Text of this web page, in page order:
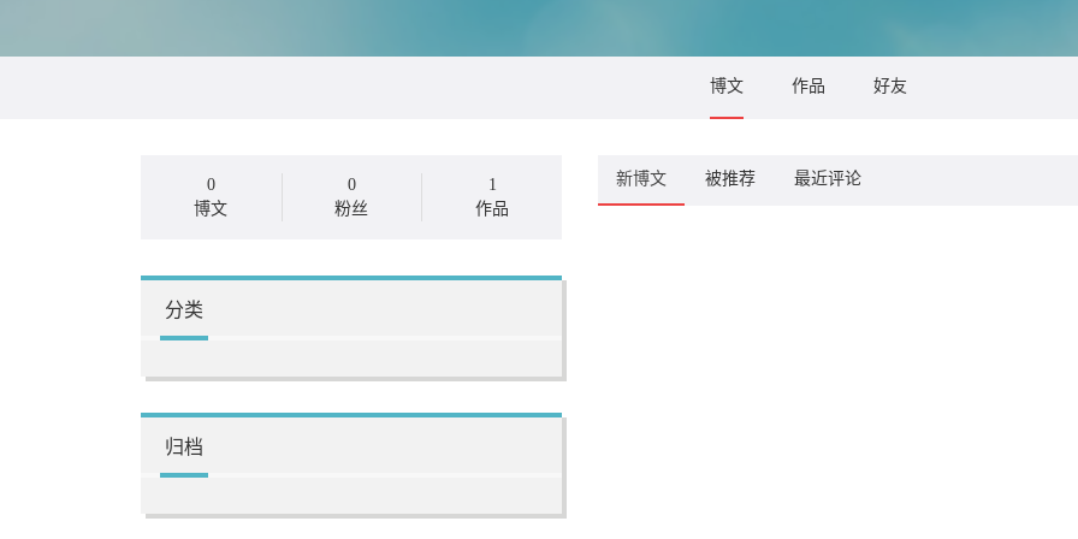
博文 作品 好友
0
博文
0
粉丝
1
作品
分类
归档
新博文 被推荐 最近评论